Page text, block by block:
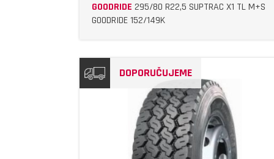
GOODRIDE 295/80 R22,5 SUPTRAC X1 TL M+S
GOODRIDE 152/149K
DOPORUČUJEME
DETAIL